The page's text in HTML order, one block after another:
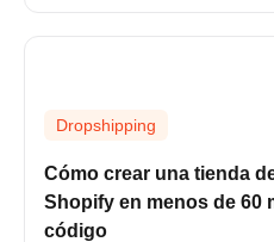
Dropshipping
Cómo crear una tienda
Shopify en menos de 60
código